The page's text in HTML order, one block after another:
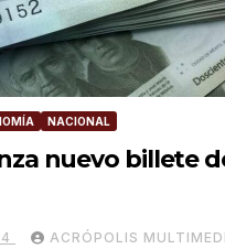
NACIONAL
nuevo billete
ACRÓPOLIS